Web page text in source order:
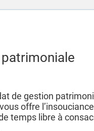
de gestion
offre
temps libre à